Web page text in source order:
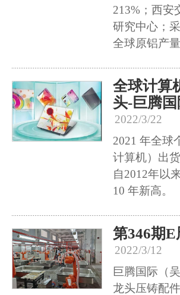
213%；西安
研究中心；
全球原铝产
全球计算
头-巨腾
2022/3/22
2021 年全球
计算机）出
自2012年以
10 年新高。
第346期E
2022/3/12
巨腾国际（
龙头压铸配